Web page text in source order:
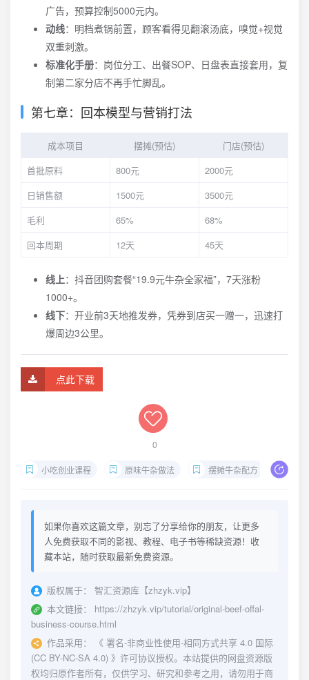
广告，预算控制5000元内。
动线：明档煮锅前置，顾客看得见翻滚汤底，嗅觉+视觉
双重刺激。
标准化手册：岗位分工、出餐SOP、日盘表直接套用，复
制第二家分店不再手忙脚乱。
第七章：回本模型与营销打法
成本项目 摆摊(预估)
门店(预估)
首批原料
800元
2000元
日销售额
1500元
3500元
毛利
65%
68%
回本周期
12天 45天
线上：抖音团购套餐“19.9元牛杂全家福”，7天涨粉
1000+。
线下：开业前3天地推发券，凭券到店买一赠一，迅速打
爆周边3公里。
点此下载
0
小吃创业课程 原味牛杂做法 摆摊牛杂配方
如果你喜欢这篇文章，别忘了分享给你的朋友，让更多
人免费获取不同的影视、教程、电子书等稀缺资源！收
藏本站，随时获取最新免费资源。
版权属于：
智汇资源库【zhzyk.vip】
本文链接：
https://zhzyk.vip/tutorial/original-beef-offal-
business-course.html
作品采用：
《 署名-非商业性使用-相同方式共享 4.0 国际
(CC BY-NC-SA 4.0) 》许可协议授权。本站提供的网盘资源版
权均归原作者所有，仅供学习、研究和参考之用，请勿用于商